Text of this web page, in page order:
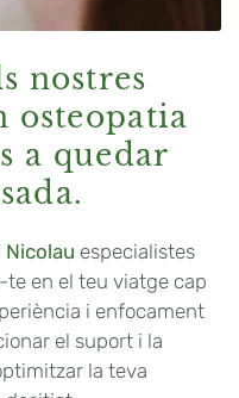
nostres
osteopatia
a quedar
Nicolau especialistes
en el teu viatge cap
i enfocament
el suport i la
la teva